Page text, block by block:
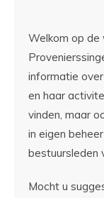
Welkom op de
informatie
en haar
vinden, maar
in eigen
bestuursleden
Mocht u